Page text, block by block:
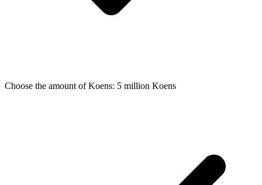
Choose the amount of Koens: 5 million Koens